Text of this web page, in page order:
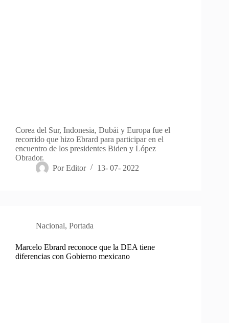
Corea del Sur, Indonesia, Dubái y Europa fue el
recorrido que hizo Ebrard para participar en el
encuentro de los presidentes Biden y López
Obrador.
Por Editor 13- 07- 2022
Nacional, Portada
Marcelo Ebrard reconoce que la DEA tiene
diferencias con Gobierno mexicano